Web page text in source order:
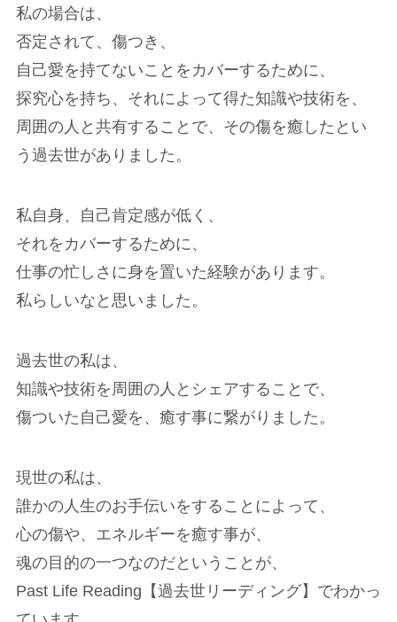
私の場合は、
否定されて、傷つき、
自己愛を持てないことをカバーするために、
探究心を持ち、それによって得た知識や技術を、
周囲の人と共有することで、その傷を癒したとい
う過去世がありました。
私自身、自己肯定感が低く、
それをカバーするために、
仕事の忙しさに身を置いた経験があります。
私らしいなと思いました。
過去世の私は、
知識や技術を周囲の人とシェアすることで、
傷ついた自己愛を、癒す事に繋がりました。
現世の私は、
誰かの人生のお手伝いをすることによって、
心の傷や、エネルギーを癒す事が、
魂の目的の一つなのだということが、
Past Life Reading【過去世リーディング】でわかっ